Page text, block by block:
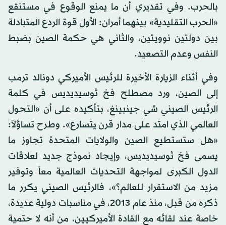
بالحرب. وفي تقديري أن ما يمنع الوقوع في مستنقع
«الحرب التقليدية» بينهما أمران: الأول قوة الردع المتبادلة
بين دولتين نوويتين، والثاني هي حكمة الصين بضبط
النفس وعدم التصعيد.
وفي أثناء الزيارة الأخيرة للرئيس الأميركي دونالد ترمب
إلى الصين، ورد مصطلح فخ ثوسيديديس في كلمة
الرئيس الصيني شي جينبينغ، بتأكيده على أن «التحول
العالمي الذي امتد على مدار قرن يتسارع». وطرح تساؤلاً:
«هل ستستطيع الصين والولايات المتحدة تجاوز ما
يسمى فخ ثوسيديديس، وإيجاد نموذج جديد لعلاقات
الدول الكبرى لمواجهة التحديات العالمية معاً وتوفير
مزيد من الاستقرار للعالم؟»، فالرئيس الصيني يكرر ما
ذكره من قبل، منذ عام 2013، في مناسبات دولية عديدة،
خاصة عند لقائه مع القادة الأميركيين، من أنه لا حتمية